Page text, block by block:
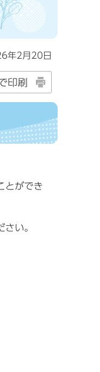
年2月20日
印刷
とができ
い。